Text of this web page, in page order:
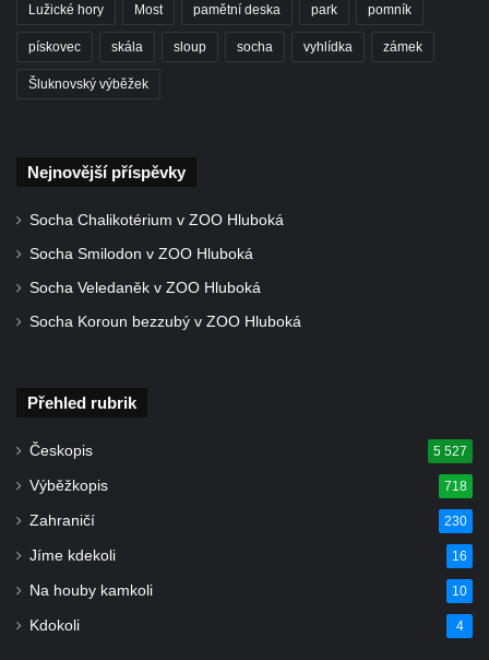
Lužické hory Most pamětní deska park pomník
pískovec skála sloup socha vyhlídka zámek
Šluknovský výběžek
Nejnovější příspěvky
Socha Chalikotérium v ZOO Hluboká
Socha Smilodon v ZOO Hluboká
Socha Veledaněk v ZOO Hluboká
Socha Koroun bezzubý v ZOO Hluboká
Přehled rubrik
Českopis 5 527
Výběžkopis 718
Zahraničí 230
Jíme kdekoli 16
Na houby kamkoli 10
Kdokoli 4